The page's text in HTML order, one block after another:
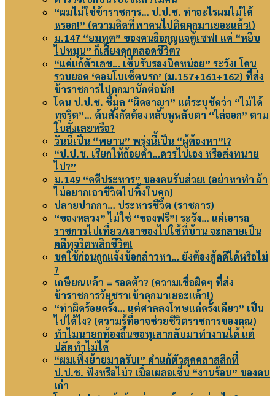
“ผมไม่ใช่ข้าราชการ… ป.ป.ช. ทำอะไรผมไม่ได้
หรอก!” (ความคิดที่พาคนไปติดคุกมาเยอะแล้ว!)
ม.147 “ยมทูต” ของคนถือกุญแจตู้เซฟ! แค่ “หยิบ
ไปหมุน” ก็เสี่ยงคุกตลอดชีวิต?
“แค่แก้ตัวเลข… เซ็นรับรองนิดหน่อย” ระวัง! โดน
รวบยอด ‘คอมโบเซ็ตนรก’ (ม.157+161+162) ที่ส่ง
ข้าราชการไปคุกมานักต่อนัก!
โดน ป.ป.ช. ชี้มูล “ผิดอาญา” แต่ระบุชัดว่า “ไม่ได้
ทุจริต”… ต้นสังกัดต้องหลับหูหลับตา “ไล่ออก” ตาม
ใบสั่งเลยหรือ?
วันนี้เป็น “พยาน” พรุ่งนี้เป็น “ผู้ต้องหา”!?
“ป.ป.ช. เรียกให้ถ้อยคำ…ควรไปเอง หรือส่งทนาย
ไป?”
ม.149 “คดีประหาร” ของคนรับส่วย! (อย่าหาทำ ถ้า
ไม่อยากเอาชีวิตไปทิ้งในคุก)
ปลายปากกา… ประหารชีวิต (ราชการ)
“ของหลวง” ไม่ใช่ “ของฟรี”! ระวัง… แค่เอารถ
ราชการไปเที่ยว/เอาของไปใช้ที่บ้าน จะกลายเป็น
คดีทุจริตพลิกชีวิต!
ชดใช้ก่อนถูกแจ้งข้อกล่าวหา… ยังต้องสู้คดีได้หรือไม่
?
เกษียณแล้ว = รอดตัว? (ความเชื่อผิดๆ ที่ส่ง
ข้าราชการวัยชราเข้าคุกมาเยอะแล้ว!)
“ทำผิดร้อยครั้ง… แต่ศาลลงโทษแค่ครั้งเดียว” เป็น
ไปได้ไง? (ความรู้ที่อาจช่วยชีวิตราชการของคุณ)
ทำไมนายกท้องถิ่นขอทุเลากลับมาทำงานได้ แต่
ปลัดทำไม่ได้
“ผมเพิ่งย้ายมาครับ!” คำแก้ตัวสุดคลาสสิกที่
ป.ป.ช. ฟังหรือไม่? เมื่อเผลอเซ็น “งานร้อน” ของคน
เก่า